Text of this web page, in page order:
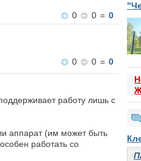
0
0 = 0
0
0 = 0
работу лишь с
аппарат (им может быть
работать со